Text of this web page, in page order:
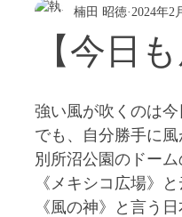
【今日
楠田 昭徳 2024年2
強い風が吹くのは
でも、自分勝手に
別所沼公園のドー
《メキシコ広場》
《風の神》と言う